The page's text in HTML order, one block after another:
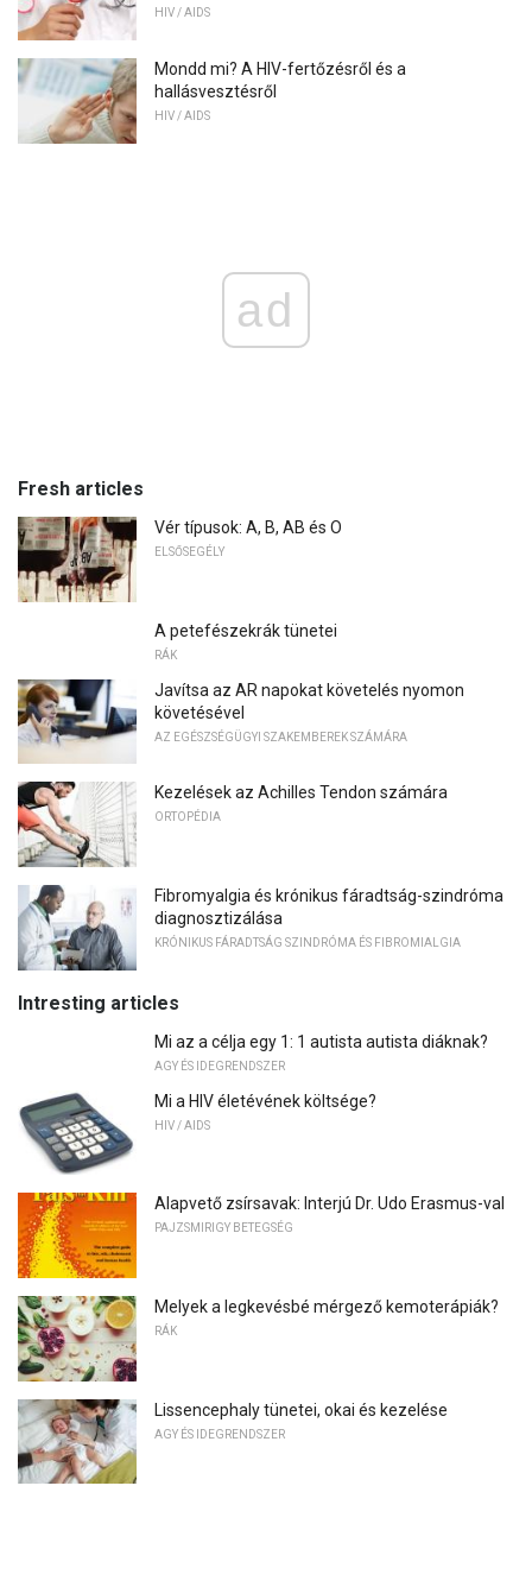
HIV / AIDS
Mondd mi? A HIV-fertőzésről és a
hallásvesztésről
HIV / AIDS
ad
Fresh articles
Vér típusok: A, B, AB és O
ELSŐSEGÉLY
A petefészekrák tünetei
RÁK
Javítsa az AR napokat követelés nyomon
követésével
AZ EGÉSZSÉGÜGYI SZAKEMBEREK SZÁMÁRA
Kezelések az Achilles Tendon számára
ORTOPÉDIA
Fibromyalgia és krónikus fáradtság-szindróma
diagnosztizálása
KRÓNIKUS FÁRADTSÁG SZINDRÓMA ÉS FIBROMIALGIA
Intresting articles
Mi az a célja egy 1: 1 autista autista diáknak?
AGY ÉS IDEGRENDSZER
Mi a HIV életévének költsége?
HIV / AIDS
Alapvető zsírsavak: Interjú Dr. Udo Erasmus-val
PAJZSMIRIGY BETEGSÉG
Melyek a legkevésbé mérgező kemoterápiák?
RÁK
Lissencephaly tünetei, okai és kezelése
AGY ÉS IDEGRENDSZER